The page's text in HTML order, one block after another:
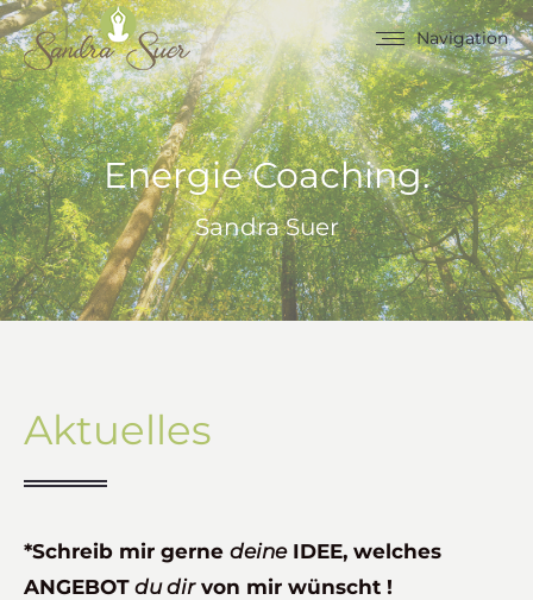
Navigation
Energie Coaching.
Sandra Suer
Aktuelles
*Schreib mir gerne deineIDEE, welches
ANGEBOT du dirvon mir wünscht !